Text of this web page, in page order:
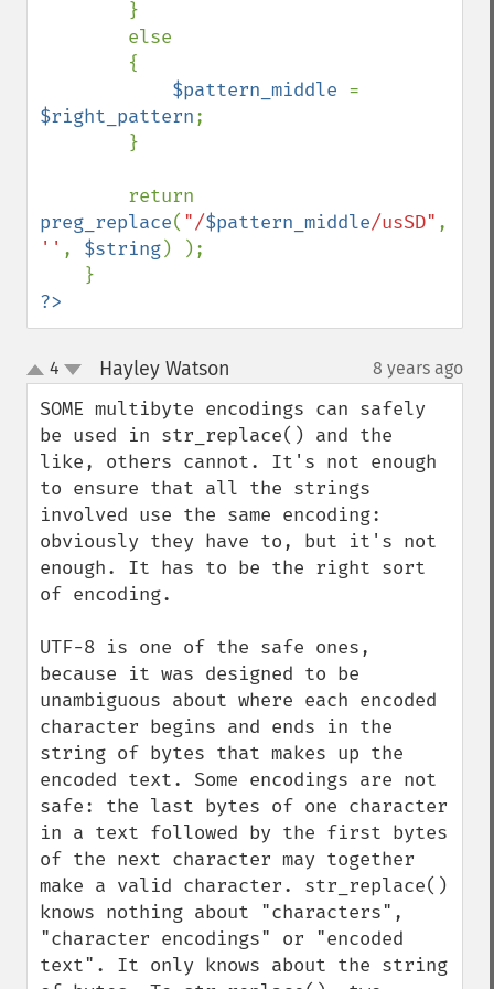
$pattern_middle
$right_pattern;
preg_replace( "/$pattern_middle/usSD"
'' , $string) );
?>
up
down
4 Hayley Watson 8 years ago
SOME multibyte encodings can safely
be used in str_replace() and the
like, others cannot. It's not enough
to ensure that all the strings
involved use the same encoding:
obviously they have to, but it's not
enough. It has to be the right sort
of encoding.
UTF-8 is one of the safe ones,
because it was designed to be
unambiguous about where each encoded
character begins and ends in the
string of bytes that makes up the
encoded text. Some encodings are not
safe: the last bytes of one character
in a text followed by the first bytes
of the next character may together
make a valid character. str_replace()
knows nothing about "characters",
"character encodings" or "encoded
text". It only knows about the string